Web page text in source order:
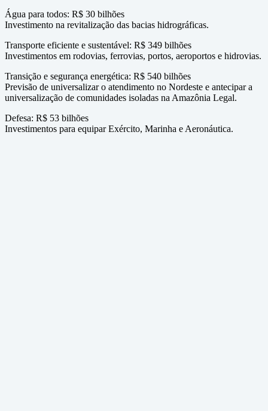
Água para todos: R$ 30 bilhões
Investimento na revitalização das bacias hidrográficas.
Transporte eficiente e sustentável: R$ 349 bilhões
Investimentos em rodovias, ferrovias, portos, aeroportos e hidrovias.
Transição e segurança energética: R$ 540 bilhões
Previsão de universalizar o atendimento no Nordeste e antecipar a
universalização de comunidades isoladas na Amazônia Legal.
Defesa: R$ 53 bilhões
Investimentos para equipar Exército, Marinha e Aeronáutica.